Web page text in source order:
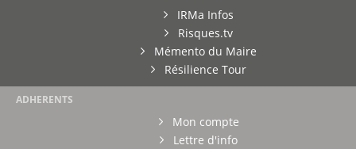
IRMa Infos
Risques.tv
Mémento du Maire
Résilience Tour
ADHERENTS
Mon compte
Lettre d'info